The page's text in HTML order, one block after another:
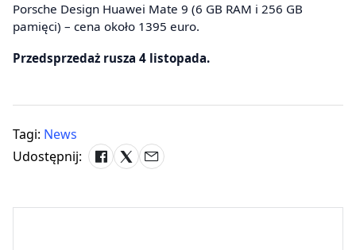
Porsche Design Huawei Mate 9 (6 GB RAM i 256 GB
pamięci) – cena około 1395 euro.
Przedsprzedaż rusza 4 listopada.
Tagi: News
Udostępnij: